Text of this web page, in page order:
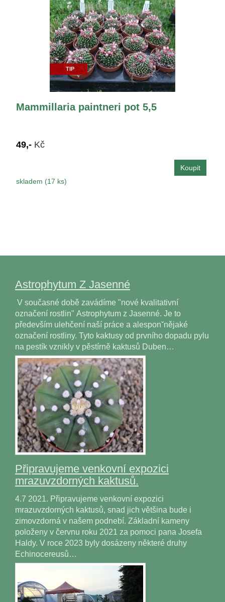
TIP
Mammillaria paintneri pot 5,5
49,- Kč
skladem (17 ks)
Astrophytum Z Jasenné
V současné době zavádíme "nové kvalitativní
označení rostlin" Astrophytum z Jasenné. Je to
především ulehčení naší práce a alesponˇnějaké
označení rostliny. Tyto kaktusy od prvního dopadu pylu
na pestík vznikly v pěstírně kaktusů Duben…
Připravujeme venkovní expozici
mrazuvzdorných kaktusů.
4.7 2021. Připravujeme venkovní expozici
mrazuvzdorných kaktusů, snad jich většina bude i
zimovzdorná v našem podnebí. Základní kameny
položeny v červnu roku 2021 za pomoci pana Josefa
Haldy. V roce 2023 byly dosázeny některé druhy
Echinocereusů…